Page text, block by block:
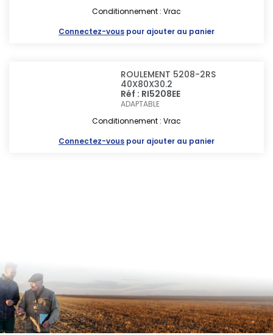
Conditionnement : Vrac
Connectez-vous pour ajouter au panier
ROULEMENT 5208-2RS
40X80X30.2
Réf : RI5208EE
ADAPTABLE
Conditionnement : Vrac
Connectez-vous pour ajouter au panier